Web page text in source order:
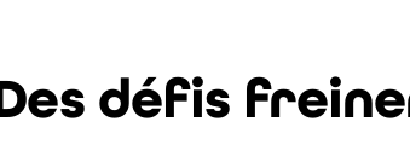
défis